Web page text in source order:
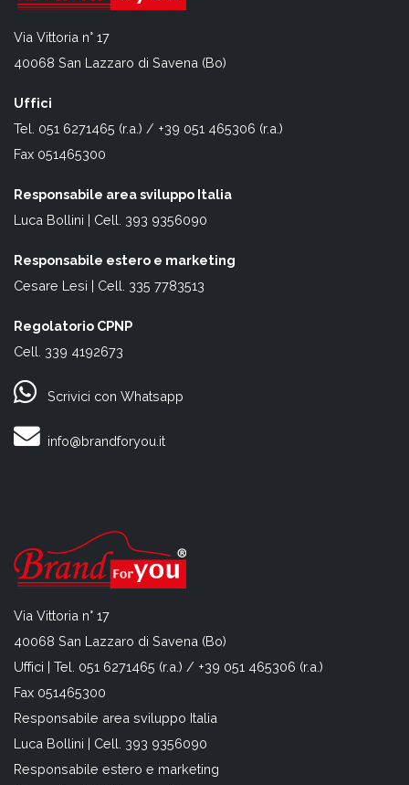
Via Vittoria n° 17
40068 San Lazzaro di Savena (Bo)
Uffici
Tel. 051 6271465 (r.a.) / +39 051 465306 (r.a.)
Fax 051465300
Responsabile area sviluppo Italia
Luca Bollini | Cell. 393 9356090
Responsabile estero e marketing
Cesare Lesi | Cell. 335 7783513
Regolatorio CPNP
Cell. 339 4192673
Scrivici con Whatsapp
info@brandforyou.it
Via Vittoria n° 17
40068 San Lazzaro di Savena (Bo)
Uffici | Tel. 051 6271465 (r.a.) / +39 051 465306 (r.a.)
Fax 051465300
Responsabile area sviluppo Italia
Luca Bollini | Cell. 393 9356090
Responsabile estero e marketing